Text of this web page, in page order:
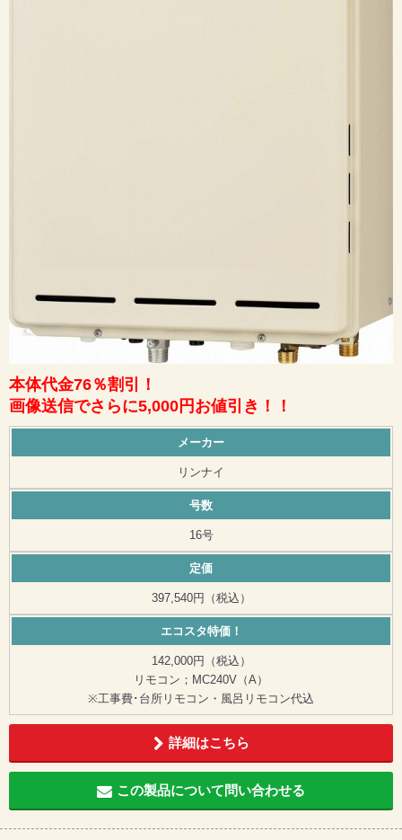
本体代金76％割引！
画像送信でさらに5,000円お値引き！！
メーカー
リンナイ
号数
16号
定価
397,540円（税込）
エコスタ特価！
142,000円（税込）
リモコン；MC240V（A）
※工事費･台所リモコン・風呂リモコン代込
詳細はこちら
この製品について問い合わせる